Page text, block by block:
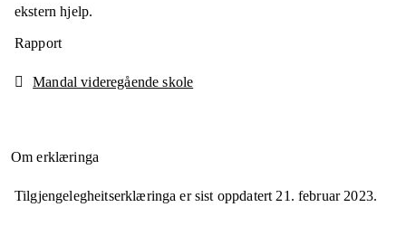
ekstern hjelp.
Rapport
Mandal videregående skole
Om erklæringa
Tilgjengelegheitserklæringa er sist oppdatert21. februar 2023.